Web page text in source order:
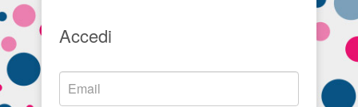
Accedi